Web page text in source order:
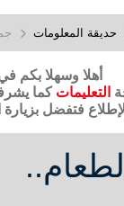
حديقة المعلومات
أهلا وسهلا بكم
التعليمات كما
فتفضل